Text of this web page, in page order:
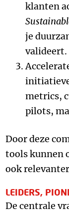
klanten
je
valideert.
metrics,
pilots,
Door deze
tools kunnen
ook
LEIDERS,
De centrale